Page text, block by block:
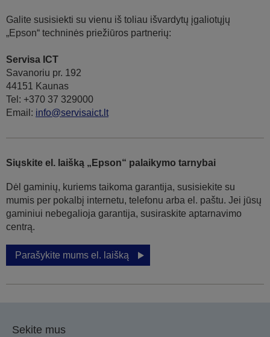
Galite susisiekti su vienu iš toliau išvardytų įgaliotųjų
„Epson“ techninės priežiūros partnerių:
Servisa ICT
Savanoriu pr. 192
44151 Kaunas
Tel: +370 37 329000
Email: info@servisaict.lt
Siųskite el. laišką „Epson“ palaikymo tarnybai
Dėl gaminių, kuriems taikoma garantija, susisiekite su
mumis per pokalbį internetu, telefonu arba el. paštu. Jei jūsų
gaminiui nebegalioja garantija, susiraskite aptarnavimo
centrą.
Parašykite mums el. laišką
Sekite mus